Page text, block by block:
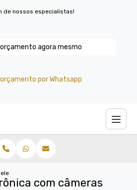
de nossos especialistas!
orçamento agora mesmo
por Whatsapp
cameras
com câmeras